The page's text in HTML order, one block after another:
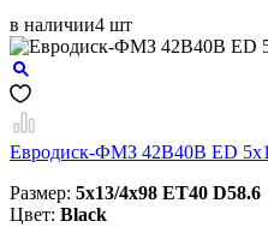
в наличии4 шт
Евродиск-ФМЗ 42B40B ED
Размер: 5x13/4x98 ЕТ40 D58.6
Цвет: Black